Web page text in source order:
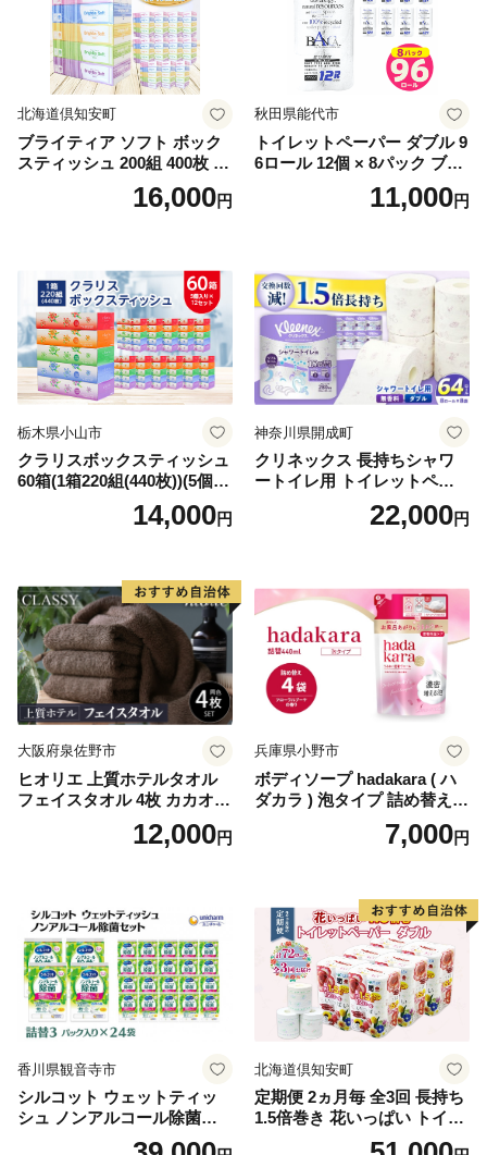
北海道倶知安町
ブライティア ソフト ボック
スティッシュ 200組 400枚 60
箱 日本製 まとめ買い ティッ
シュ リサイクル 長持 防災 常
倶知安町 日用品
16,000円
秋田県能代市
トイレットペーパー ダブル 9
6ロール 12個 × 8パック ブラ
ンカ 再生紙 100％ 芯あり 日
用品 消耗品 無香料 生活用品
11,000円
栃木県小山市
クラリスボックスティッシュ
60箱(1箱220組(440枚))(5個入
り×12セット)【1256759】
14,000円
神奈川県開成町
クリネックス 長持ちシャワ
ートイレ用 トイレットペー
パー（ダブル）64ロール(8ロ
ール×8パック) 開成町 トイレ
蓄 防災 エコ 消耗品 生活雑貨
生活用品 無香料 トイレット
ペーパー ダブル といれっと
ぺーぱー トイレ クレシア ト
イレットペーパー [BDBH002
-1]
22,000円
大阪府泉佐野市
ヒオリエ 上質ホテルタオル
フェイスタオル 4枚 カカオ
【タオル 泉州タオル 吸水 普
段使い 無地 シンプル 日用品
12,000円
兵庫県小野市
ボディソープ hadakara ( ハ
ダカラ ) 泡タイプ 詰め替え 4
40ml×4袋 ボディーソープ 泡
ボディソープ 泡 日用品 消耗
泡石鹸 石鹸 兵庫 兵庫県 小野
7,000円
香川県観音寺市
シルコット ウェットティッ
シュ ノンアルコール除菌詰
替（43枚×3P）×24袋 日用品
北海道倶知安町
定期便 2ヵ月毎 全3回 長持ち
1.5倍巻き 花いっぱい トイレ
ットペーパー ダブル 45ｍ 計